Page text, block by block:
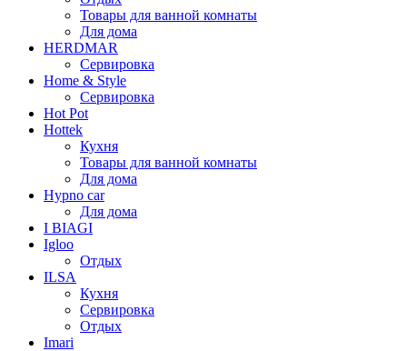
Товары для ванной комнаты
Для дома
HERDMAR
Сервировка
Home & Style
Сервировка
Hot Pot
Hottek
Кухня
Товары для ванной комнаты
Для дома
Hypno car
Для дома
I BIAGI
Igloo
Отдых
ILSA
Кухня
Сервировка
Отдых
Imari